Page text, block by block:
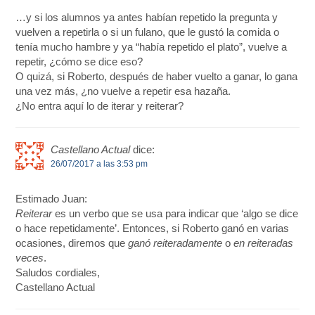
…y si los alumnos ya antes habían repetido la pregunta y
vuelven a repetirla o si un fulano, que le gustó la comida o
tenía mucho hambre y ya “había repetido el plato”, vuelve a
repetir, ¿cómo se dice eso?
O quizá, si Roberto, después de haber vuelto a ganar, lo gana
una vez más, ¿no vuelve a repetir esa hazaña.
¿No entra aquí lo de iterar y reiterar?
Castellano Actual dice:
26/07/2017 a las 3:53 pm
Estimado Juan:
Reiterares un verbo que se usa para indicar que ‘algo se dice
o hace repetidamente’. Entonces, si Roberto ganó en varias
ocasiones, diremos queganó reiteradamente oen reiteradas
veces.
Saludos cordiales,
Castellano Actual